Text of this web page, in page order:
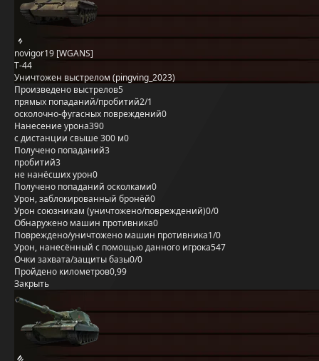
novigor19 [WGANS]
Т-44
Уничтожен выстрелом (pingving_2023)
Произведено выстрелов5
прямых попаданий/пробитий2/1
осколочно-фугасных повреждений0
Нанесение урона390
с дистанции свыше 300 м0
Получено попаданий3
пробитий3
не нанёсших урон0
Получено попаданий осколками0
Урон, заблокированный бронёй0
Урон союзникам (уничтожено/повреждений)0/0
Обнаружено машин противника0
Повреждено/уничтожено машин противника1/0
Урон, нанесённый с помощью данного игрока547
Очки захвата/защиты базы0/0
Пройдено километров0,99
Закрыть